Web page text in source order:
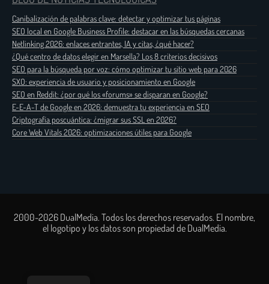
Canibalización de palabras clave: detectar y optimizar tus páginas
SEO local en Google Business Profile: destacar en las búsquedas cercanas
Netlinking 2026: enlaces entrantes, IA y citas, ¿qué hacer?
¿Qué centro de datos elegir en Marsella? Los 8 criterios decisivos
SEO para la búsqueda por voz: cómo optimizar tu sitio web para 2026
SXO: experiencia de usuario y posicionamiento en Google
SEO en Reddit: ¿por qué los «forums» se disparan en Google?
E-E-A-T de Google en 2026: demuestra tu experiencia en SEO
Criptografía poscuántica: ¿migrar sus SSL en 2026?
Core Web Vitals 2026: optimizaciones útiles para Google
2000-2026 DualMedia. Todos los derechos reservados. El nombre,
el logotipo y los datos son propiedad de DualMedia.